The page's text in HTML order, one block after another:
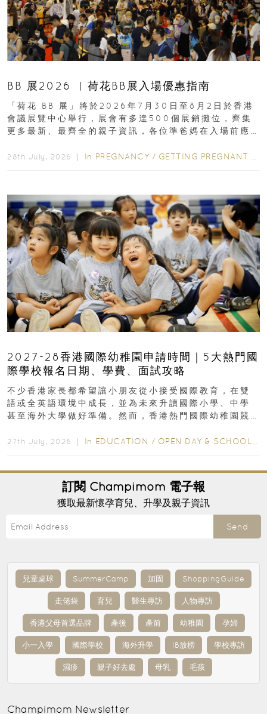
BB 展2026 ︳荷花BB展入場優惠指南
「荷花 BB 展」將於2026年7月30日至8月2日於香港
會議展覽中心舉行，展會有多達500個展銷攤位，齊集
更多最新、最齊全的親子資訊，各位準爸媽在入場前應
28th July, 2026 ｜ In PREGNANCY / GETTING PREGNANT
2027-28香港國際幼稚園申請時間｜5大熱門國
際學校報名日期、學費、面試攻略
不少香港家長都希望讓小朋友從小接受國際教育，在雙
語或全英語環境中成長，並為未來升讀國際小學、中學
甚至海外大學做好準備。然而，香港熱門國際幼稚園競
27th July, 2026 ｜ In EDUCATION / OPEN DAY & SCHOOL EVENTS
訂閱 Champimom 電子報
獲取最新懷孕育兒、升學及親子資訊
Send
兒童桌球 SummerCamp 加固 ShoppingGuide
走佬袋 育兒 醫生專訪 人物專訪
香港父母首選品牌 產後 產前 幼稚園 孕婦
小一入學 國際學校 海外升學 IB放榜 學校專訪
濕疹 親子好去處 母乳 毛孩
Champimom Newsletter